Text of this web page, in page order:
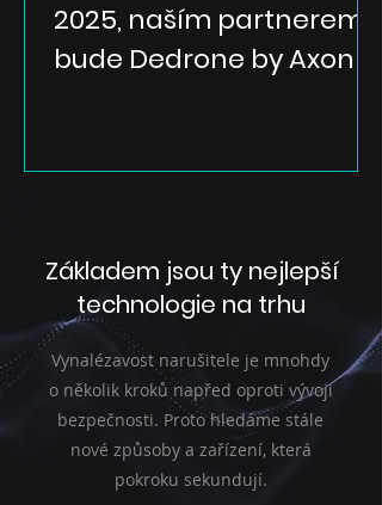
2025, naším partnerem
bude Dedrone by Axon
Základem jsou ty nejlepší
technologie na trhu
Vynalézavost narušitele je mnohdy
o několik kroků napřed oproti vývoji
bezpečnosti. Proto hledáme stále
nové způsoby a zařízení, která
pokroku sekundují.